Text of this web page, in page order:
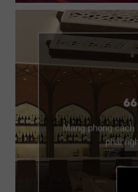
Mang phong
phái